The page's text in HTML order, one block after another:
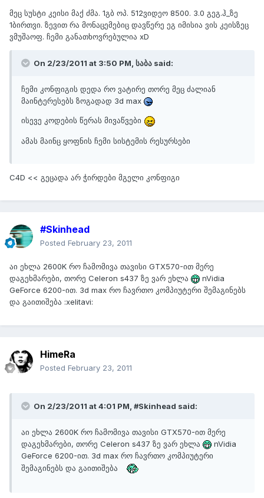
მეც სუსტი კეისი მაქ ძმა. 1გბ ოპ. 512ვიდეო 8500. 3.0 გეგ.ჰ_ზე
1ბირთვი. ზევით რა მონაცემებიც დავწერე ეგ იმისია ვის კეისზეც
ვმუშაოფ. ჩემი განათხოვრებულია xD
On 2/23/2011 at 3:50 PM, საბა said:
ჩემი კონფიგის დედა რო ვატირე თორე მეც ძალიან
მაინტერესებს ზოგადად 3d max
ისევე კოდების წერას მივაწვები
ამას მაინც ყოფნის ჩემი სისტემის რესურსები
C4D << გეცადა არ ჭირდები მგელი კონფიგი
#Skinhead
Posted February 23, 2011
აი ეხლა 2600K რო ჩამომივა თავისი GTX570-ით მერე
დაგეხმარები, თორე Celeron s437 ზე ვარ ეხლა
nVidia
GeForce 6200-ით. 3d max რო ჩავრთო კომპიუტერი შემაგინებს
და გაითიშება :xelitavi:
HimeRa
Posted February 23, 2011
On 2/23/2011 at 4:01 PM, #Skinhead said:
აი ეხლა 2600K რო ჩამომივა თავისი GTX570-ით მერე
დაგეხმარები, თორე Celeron s437 ზე ვარ ეხლა
nVidia
GeForce 6200-ით. 3d max რო ჩავრთო კომპიუტერი
შემაგინებს და გაითიშება